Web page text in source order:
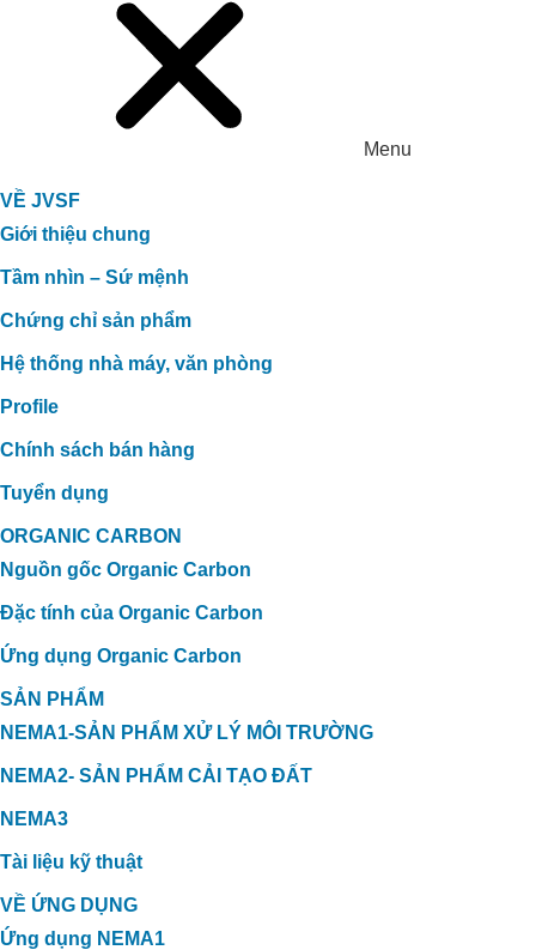
GIẢI PHÁP XỬ LÝ TĂNG CHẤT
Menu
VỀ JVSF
Giới thiệu chung
Tầm nhìn – Sứ mệnh
Chứng chỉ sản phẩm
Hệ thống nhà máy, văn phòng
Profile
Chính sách bán hàng
Tuyển dụng
ORGANIC CARBON
Nguồn gốc Organic Carbon
Đặc tính của Organic Carbon
Ứng dụng Organic Carbon
SẢN PHẨM
NEMA1-SẢN PHẨM XỬ LÝ MÔI TRƯỜNG
NEMA2- SẢN PHẨM CẢI TẠO ĐẤT
NEMA3
Tài liệu kỹ thuật
VỀ ỨNG DỤNG
Ứng dụng NEMA1